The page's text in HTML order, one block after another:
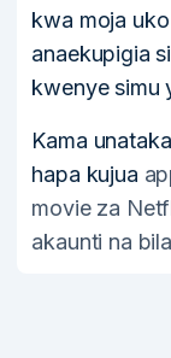
kwa moja
anaekupigia
kwenye simu
Kama
hapa kujua
movie za
akaunti na